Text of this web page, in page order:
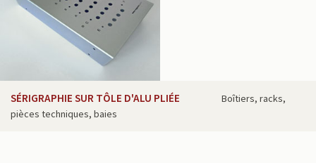
SÉRIGRAPHIE SUR TÔLE D'ALU PLIÉE
Boîtiers, racks,
pièces techniques, baies